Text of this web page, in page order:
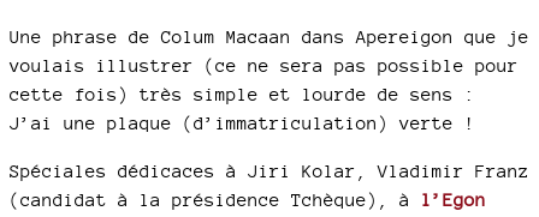
Une phrase de Colum Macaan dans Apereigon que je
voulais illustrer (ce ne sera pas possible pour
cette fois) très simple et lourde de sens :
J’ai une plaque (d’immatriculation) verte !
Spéciales dédicaces à Jiri Kolar, Vladimir Franz
(candidat à la présidence Tchèque), à l’Egon